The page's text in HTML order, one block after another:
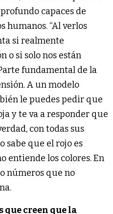
capaces de
humanos. “Al verlos
si realmente
o si solo nos están
fundamental de la
A un modelo
le puedes pedir que
y te va a responder que
con todas sus
sabe que el rojo es
entiende los colores. En
números que no
creen que la